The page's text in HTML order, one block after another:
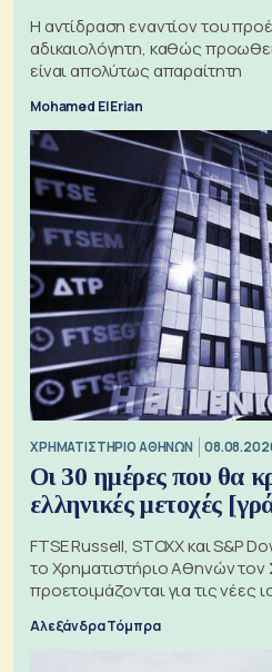
Η αντίδραση εναντίον του
αδικαιολόγητη, καθώς
είναι απολύτως απαραίτητη
Mohamed El Erian
XΡΗΜΑΤΙΣΤΗΡΙΟ ΑΘΗΝΩΝ
Οι 30 ημέρες που θα
ελληνικές μετοχές
FTSE Russell, STOXX και S&P
το Χρηματιστήριο Αθηνών
προετοιμάζονται για τις νέες
Αλεξάνδρα Τόμπρα